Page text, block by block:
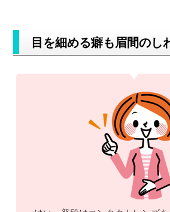
目を細める癖も眉間のし